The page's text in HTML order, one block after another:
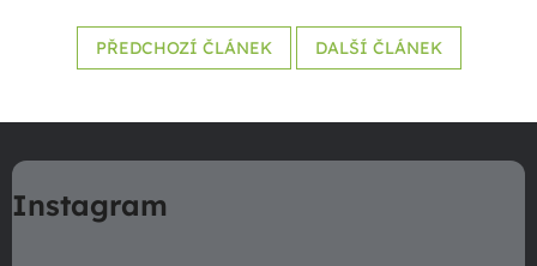
PŘEDCHOZÍ ČLÁNEK DALŠÍ ČLÁNEK
á
pInstagram